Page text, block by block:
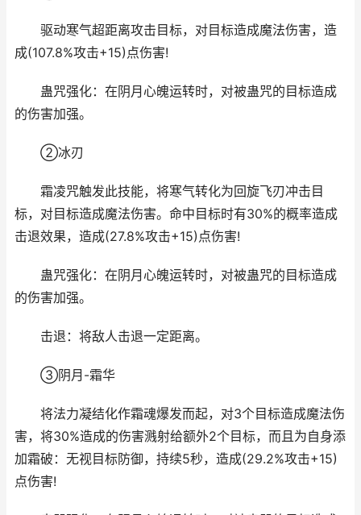
驱动寒气超距离攻击目标，对目标造成魔法伤害，造
成(107.8%攻击+15)点伤害!
蛊咒强化：在阴月心魄运转时，对被蛊咒的目标造成
的伤害加强。
②冰刃
霜凌咒触发此技能，将寒气转化为回旋飞刃冲击目
标，对目标造成魔法伤害。命中目标时有30%的概率造成
击退效果，造成(27.8%攻击+15)点伤害!
蛊咒强化：在阴月心魄运转时，对被蛊咒的目标造成
的伤害加强。
击退：将敌人击退一定距离。
③阴月-霜华
将法力凝结化作霜魂爆发而起，对3个目标造成魔法伤
害，将30%造成的伤害溅射给额外2个目标，而且为自身添
加霜破：无视目标防御，持续5秒，造成(29.2%攻击+15)
点伤害!